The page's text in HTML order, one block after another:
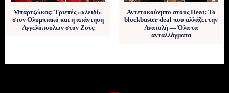
Μπαρτζώκας: Τριετές «κλειδί»
στον Ολυμπιακό και η απάντηση
Αγγελόπουλων στον Ζοτς
Αντετοκούνμπο στους Heat: Το
blockbuster deal που αλλάζει την
Ανατολή — Όλα τα
ανταλλάγματα